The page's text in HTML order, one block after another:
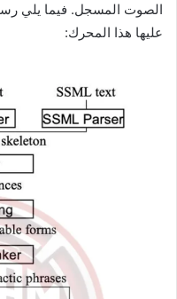
الصوت المسجل. فيما يلي
عليها هذا المحرك: